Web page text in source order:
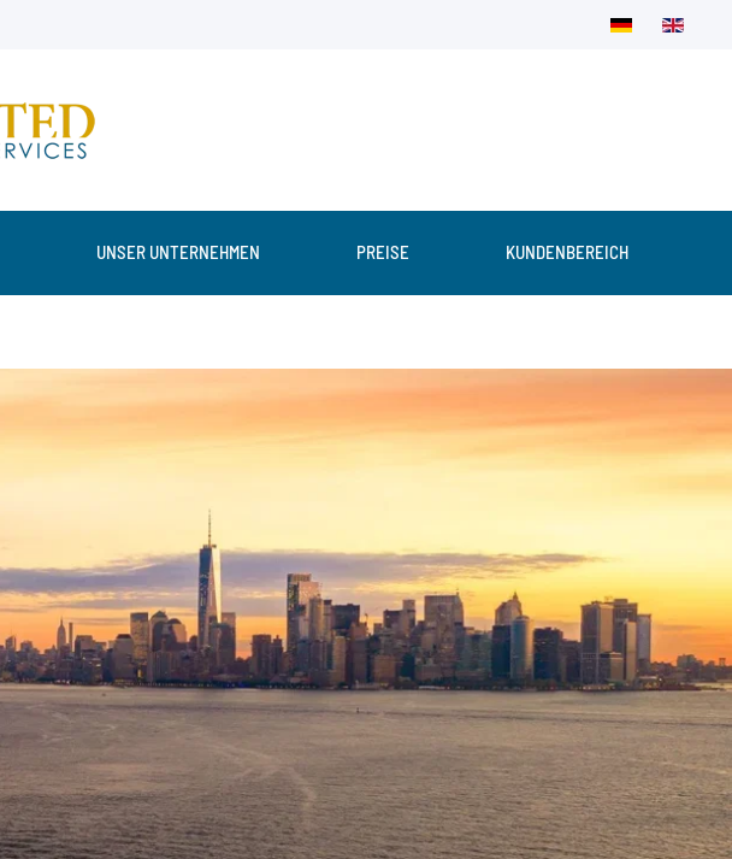
UNSER UNTERNEHMEN PREISE KUNDENBEREICH